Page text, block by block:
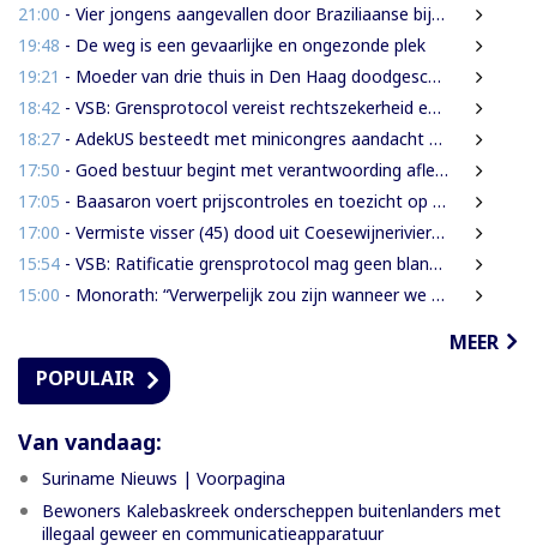
21:00 - Vier jongens aangevallen door Braziliaanse bijen tijdens leguanenjacht
19:48 - De weg is een gevaarlijke en ongezonde plek
19:21 - Moeder van drie thuis in Den Haag doodgeschoten; verdachte ex-partner opgepakt na vluchten
18:42 - VSB: Grensprotocol vereist rechtszekerheid en harde waarborgen
18:27 - AdekUS besteedt met minicongres aandacht aan cultureel erfgoed
17:50 - Goed bestuur begint met verantwoording afleggen
17:05 - Baasaron voert prijscontroles en toezicht op voedselveiligheid op
17:00 - Vermiste visser (45) dood uit Coesewijnerivier gehaald
15:54 - VSB: Ratificatie grensprotocol mag geen blanco cheque zijn
15:00 - Monorath: “Verwerpelijk zou zijn wanneer we de dingen zouden bedekken met de mantel der liefde”
MEER
POPULAIR
Van vandaag:
Suriname Nieuws | Voorpagina
Bewoners Kalebaskreek onderscheppen buitenlanders met
illegaal geweer en communicatieapparatuur